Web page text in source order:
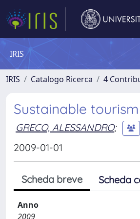
IRIS
IRIS Catalogo Ricerca 4
Sustainable
GRECO, ALESSANDRO;
2009-01-01
Scheda breve Scheda
Anno
2009